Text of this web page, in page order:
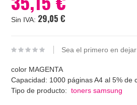
29,05 €
Sea el primero en
color MAGENTA
Capacidad: 1000 páginas A4 al 5% de
Tipo de producto: toners samsung